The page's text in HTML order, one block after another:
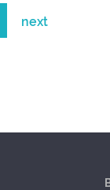
next